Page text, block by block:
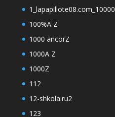
1_lapapillote08.com_10000
100%A Z
1000 ancorZ
1000A Z
1000Z
112
12-shkola.ru2
123